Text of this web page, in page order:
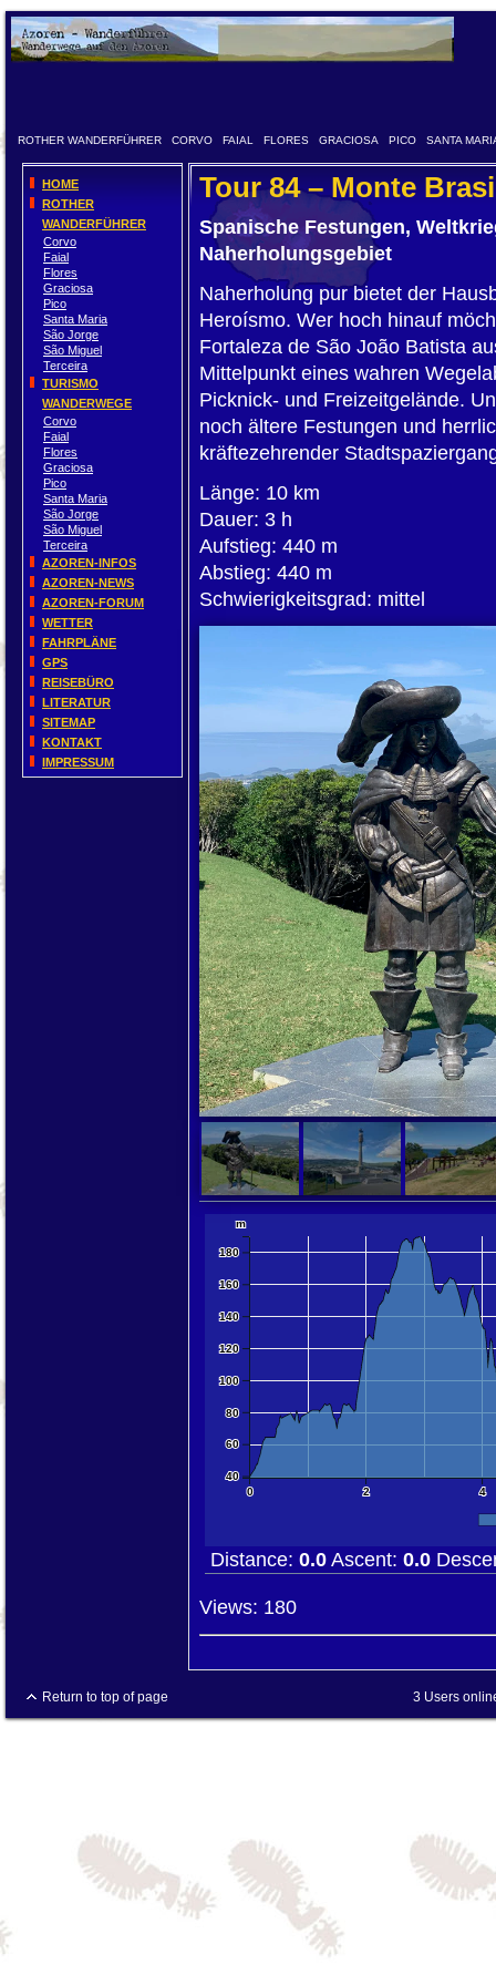
ROTHER WANDERFÜHRER CORVO FAIAL FLORES GRACIOSA PICO SANTA
Tour 84 – Monte
Spanische Festungen,
Naherholungsgebiet
Naherholung pur bietet der
Heroísmo. Wer hoch hinauf
Fortaleza de São João Batista
Mittelpunkt eines wahren
Picknick- und Freizeitgelände.
noch ältere Festungen und
kräftezehrender
Länge: 10 km
Dauer: 3 h
Aufstieg: 440 m
Abstieg: 440 m
Schwierigkeitsgrad: mittel
10000 km
5000 mi
0 2 4
40
60
80
100
120
140
160
180
m
Distance: 0.0 Ascent: 0.0
Views: 180
HOME
ROTHER
WANDERFÜHRER
Corvo
Faial
Flores
Graciosa
Pico
Santa Maria
São Jorge
São Miguel
Terceira
TURISMO
WANDERWEGE
Corvo
Faial
Flores
Graciosa
Pico
Santa Maria
São Jorge
São Miguel
Terceira
AZOREN-INFOS
AZOREN-NEWS
AZOREN-FORUM
WETTER
FAHRPLÄNE
GPS
REISEBÜRO
LITERATUR
SITEMAP
KONTAKT
IMPRESSUM
Return to top of page 3 Users